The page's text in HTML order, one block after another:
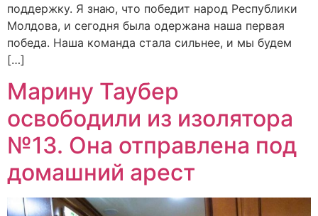
поддержку. Я знаю, что победит народ Республики
Молдова, и сегодня была одержана наша первая
победа. Наша команда стала сильнее, и мы будем
[…]
Марину Таубер
освободили из изолятора
№13. Она отправлена под
домашний арест